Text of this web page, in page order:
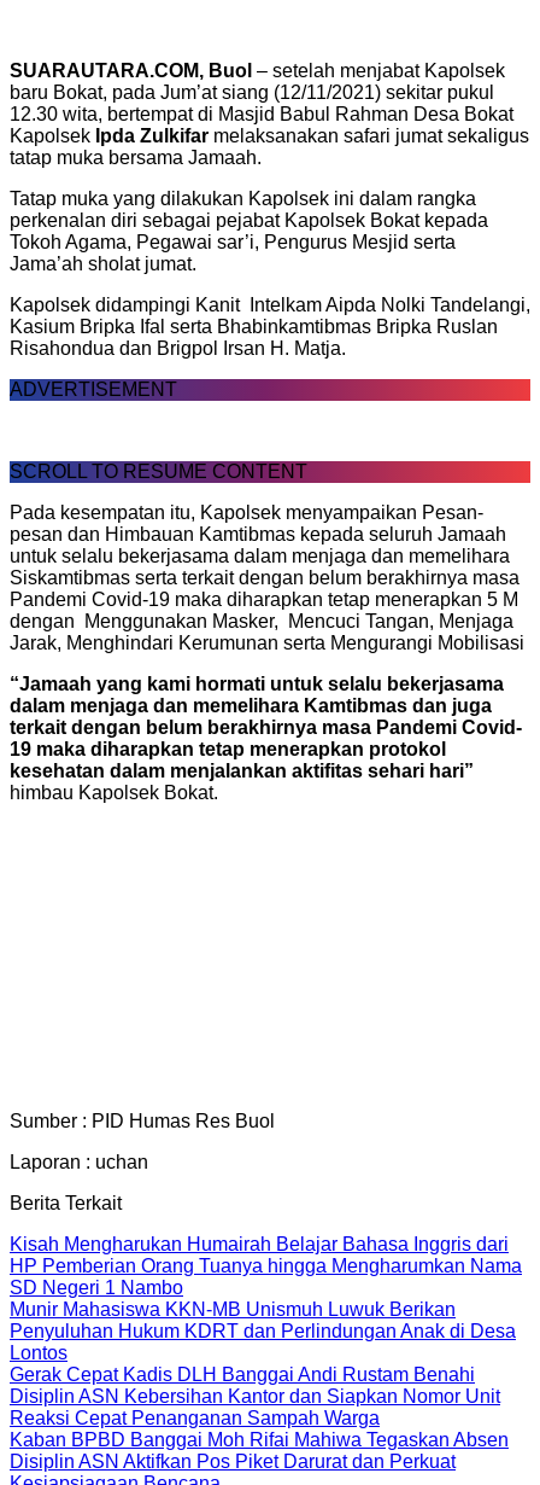
SUARAUTARA.COM, Buol – setelah menjabat Kapolsek
baru Bokat, pada Jum’at siang (12/11/2021) sekitar pukul
12.30 wita, bertempat di Masjid Babul Rahman Desa Bokat
Kapolsek Ipda Zulkifar melaksanakan safari jumat sekaligus
tatap muka bersama Jamaah.
Tatap muka yang dilakukan Kapolsek ini dalam rangka
perkenalan diri sebagai pejabat Kapolsek Bokat kepada
Tokoh Agama, Pegawai sar’i, Pengurus Mesjid serta
Jama’ah sholat jumat.
Kapolsek didampingi Kanit Intelkam Aipda Nolki Tandelangi,
Kasium Bripka Ifal serta Bhabinkamtibmas Bripka Ruslan
Risahondua dan Brigpol Irsan H. Matja.
ADVERTISEMENT
SCROLL TO RESUME CONTENT
Pada kesempatan itu, Kapolsek menyampaikan Pesan-
pesan dan Himbauan Kamtibmas kepada seluruh Jamaah
untuk selalu bekerjasama dalam menjaga dan memelihara
Siskamtibmas serta terkait dengan belum berakhirnya masa
Pandemi Covid-19 maka diharapkan tetap menerapkan 5 M
dengan Menggunakan Masker, Mencuci Tangan, Menjaga
Jarak, Menghindari Kerumunan serta Mengurangi Mobilisasi
“Jamaah yang kami hormati untuk selalu bekerjasama
dalam menjaga dan memelihara Kamtibmas dan juga
terkait dengan belum berakhirnya masa Pandemi Covid-
19 maka diharapkan tetap menerapkan protokol
kesehatan dalam menjalankan aktifitas sehari hari”
himbau Kapolsek Bokat.
Sumber : PID Humas Res Buol
Laporan : uchan
Berita Terkait
Kisah Mengharukan Humairah Belajar Bahasa Inggris dari
HP Pemberian Orang Tuanya hingga Mengharumkan Nama
SD Negeri 1 Nambo
Munir Mahasiswa KKN-MB Unismuh Luwuk Berikan
Penyuluhan Hukum KDRT dan Perlindungan Anak di Desa
Lontos
Gerak Cepat Kadis DLH Banggai Andi Rustam Benahi
Disiplin ASN Kebersihan Kantor dan Siapkan Nomor Unit
Reaksi Cepat Penanganan Sampah Warga
Kaban BPBD Banggai Moh Rifai Mahiwa Tegaskan Absen
Disiplin ASN Aktifkan Pos Piket Darurat dan Perkuat